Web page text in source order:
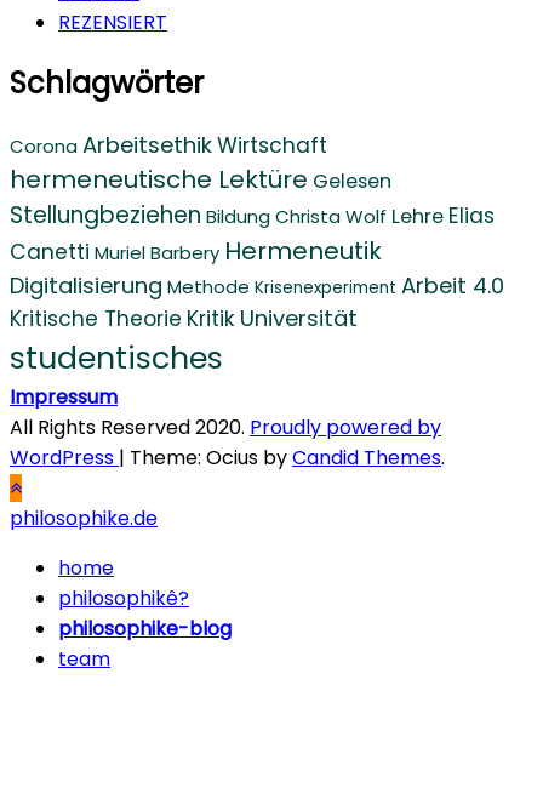
REZENSIERT
Schlagwörter
CoronaArbeitsethikWirtschaft
hermeneutische Lektüre Gelesen
Stellungbeziehen BildungChrista Wolf Lehre Elias
Canetti Muriel Barbery Hermeneutik
Digitalisierung Methode Krisenexperiment Arbeit 4.0
Kritische Theorie Kritik Universität
studentisches
Impressum
All Rights Reserved 2020. Proudly powered by
WordPress | Theme: Ocius byCandid Themes.
philosophike.de
home
philosophikê?
philosophike-blog
team